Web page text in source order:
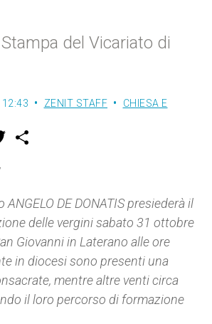
del Vicariato di
12:43 ZENIT STAFF
CHIESA E
w
r
DE DONATIS presiederà il
delle vergini sabato 31 ottobre
Giovanni in Laterano alle ore
in diocesi sono presenti una
mentre altre venti circa
il loro percorso di formazione